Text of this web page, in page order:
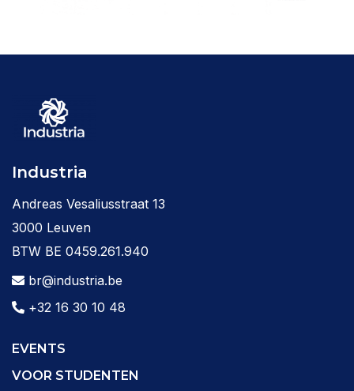
Industria
Andreas Vesaliusstraat 13
3000 Leuven
BTW BE 0459.261.940
br@industria.be
+32 16 30 10 48
EVENTS
VOOR STUDENTEN